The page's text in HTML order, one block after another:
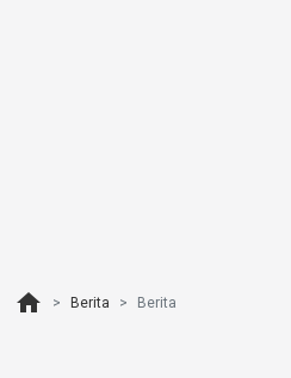
home Berita Berita